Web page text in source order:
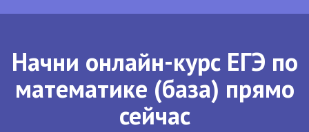
Начни онлайн-курс ЕГЭ по
математике (база) прямо
сейчас